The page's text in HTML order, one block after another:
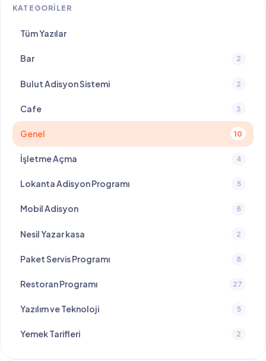
KATEGORILER
Tüm Yazılar
Bar 2
Bulut Adisyon Sistemi 2
Cafe 3
Genel 10
İşletme Açma 4
Lokanta Adisyon Programı 5
Mobil Adisyon 8
Nesil Yazar kasa 2
Paket Servis Programı 8
Restoran Programı 27
Yazılım ve Teknoloji 5
Yemek Tarifleri 2